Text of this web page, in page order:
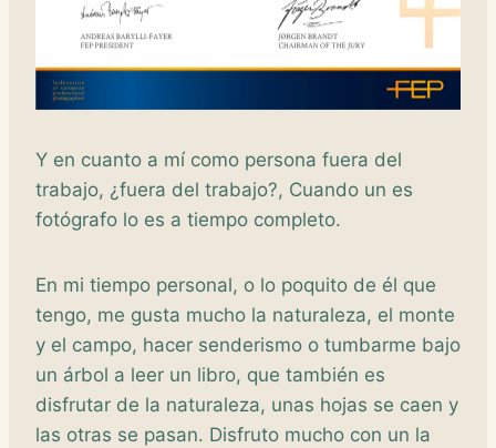
Y en cuanto a mí como persona fuera del
trabajo, ¿fuera del trabajo?, Cuando un es
fotógrafo lo es a tiempo completo.
En mi tiempo personal, o lo poquito de él que
tengo, me gusta mucho la naturaleza, el monte
y el campo, hacer senderismo o tumbarme bajo
un árbol a leer un libro, que también es
disfrutar de la naturaleza, unas hojas se caen y
las otras se pasan. Disfruto mucho con un la